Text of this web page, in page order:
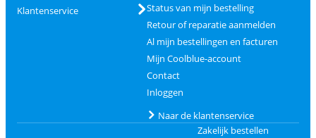
Klantenservice
Status van mijn bestelling
Retour of reparatie aanmelden
Al mijn bestellingen en facturen
Mijn Coolblue-account
Contact
Inloggen
Naar de klantenservice
Zakelijk bestellen